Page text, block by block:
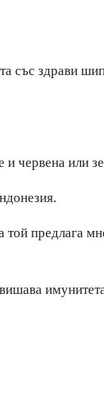
със здрави
червена или
предлага